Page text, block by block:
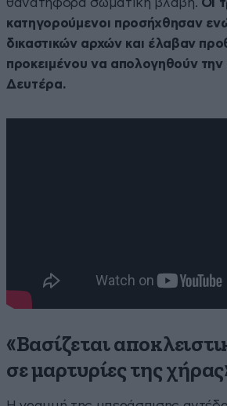
θανατηφόρα σωματική βλάβη. Οι
κατηγορούμενοι προσήχθησαν
δικαστικών αρχών και έλαβαν
προκειμένου να απολογηθούν την
Δευτέρα.
«Βασίζεται
σε μαρτυρίες της